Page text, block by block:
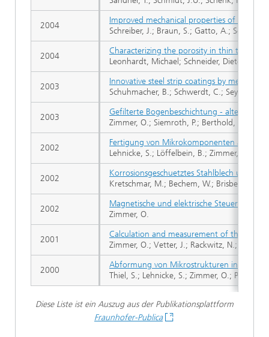
Improved mechanical properties of metallic
Schreiber, J.; Braun, S.; Gatto, A.; Schenk,
Characterizing the porosity in thin titanium
Leonhardt, Michael; Schneider, Dieter;
Innovative steel strip coatings by means of
Schuhmacher, B.; Schwerdt, C.; Seyfert, U.;
Gefilterte Bogenbeschichtung - alte
Zimmer, O.; Siemroth, P.; Berthold, J.;
Fertigung von Mikrokomponenten aus Glas
Lehnicke, S.; Löffelbein, B.; Zimmer, O.;
Korrosionsgeschuetztes Stahlblech und
Kretschmar, M.; Bechem, W.; Brisberger,
Magnetische und elektrische Steuerung
Zimmer, O.
Calculation and measurement of the time
Zimmer, O.; Vetter, J.; Rackwitz, N.;
Abformung von Mikrostrukturen in Glas
Thiel, S.; Lehnicke, S.; Zimmer, O.; Piltz, S.
2004
2004
2003
2003
2002
2002
2002
2001
2000
Diese Liste ist ein Auszug aus der Publikationsplattform
Fraunhofer-Publica